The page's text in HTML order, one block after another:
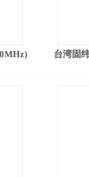
台湾固